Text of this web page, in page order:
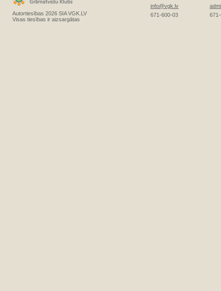
Autortiesības 2026 SIA VGK.LV
Visas tiesības ir aizsargātas
info@vgk.lv
671-600-03